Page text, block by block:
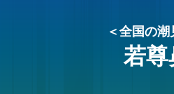
＜全国の潮
若尊